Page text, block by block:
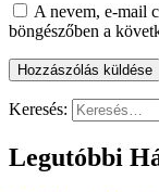
A nevem, e-mail
böngészőben a
Keresés:
Legutóbbi